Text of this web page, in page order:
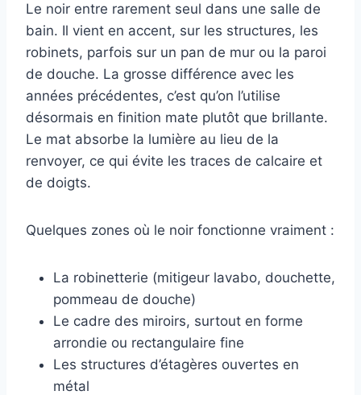
Le noir entre rarement seul dans une salle de
bain. Il vient en accent, sur les structures, les
robinets, parfois sur un pan de mur ou la paroi
de douche. La grosse différence avec les
années précédentes, c’est qu’on l’utilise
désormais en finition mate plutôt que brillante.
Le mat absorbe la lumière au lieu de la
renvoyer, ce qui évite les traces de calcaire et
de doigts.
Quelques zones où le noir fonctionne vraiment :
La robinetterie (mitigeur lavabo, douchette,
pommeau de douche)
Le cadre des miroirs, surtout en forme
arrondie ou rectangulaire fine
Les structures d’étagères ouvertes en
métal